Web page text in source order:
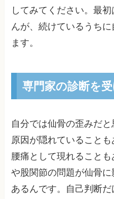
してみてください。最
んが、続けているうち
ます。
専門家の診断を
自分では仙骨の歪みだ
原因が隠れていること
腰痛として現れること
や股関節の問題が仙骨
あるんです。自己判断